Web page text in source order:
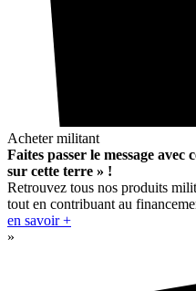
Acheter militant
Faites passer le message
sur cette terre » !
Retrouvez tous nos produits
tout en contribuant au
en savoir +
»